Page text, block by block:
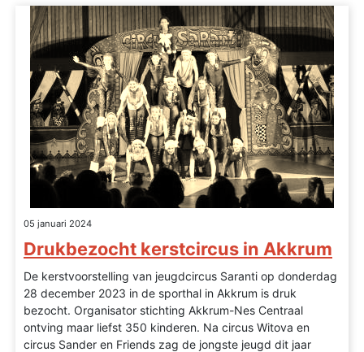
05 januari 2024
Drukbezocht kerstcircus in Akkrum
De kerstvoorstelling van jeugdcircus Saranti op donderdag
28 december 2023 in de sporthal in Akkrum is druk
bezocht. Organisator stichting Akkrum-Nes Centraal
ontving maar liefst 350 kinderen. Na circus Witova en
circus Sander en Friends zag de jongste jeugd dit jaar